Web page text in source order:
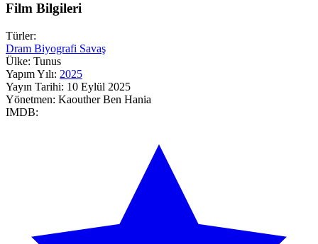
Film Bilgileri
Türler:
Dram Biyografi Savaş
Ülke: Tunus
Yapım Yılı: 2025
Yayın Tarihi: 10 Eylül 2025
Yönetmen: Kaouther Ben Hania
IMDB: